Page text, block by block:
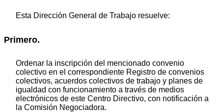
Esta Dirección General de Trabajo resuelve:
Primero.
Ordenar la inscripción del mencionado convenio
colectivo en el correspondiente Registro de convenios
colectivos, acuerdos colectivos de trabajo y planes de
igualdad con funcionamiento a través de medios
electrónicos de este Centro Directivo, con notificación a
la Comisión Negociadora.